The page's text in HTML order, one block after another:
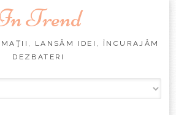
Trend
LANSĂM IDEI, ÎNCURAJĂM
DEZBATERI
to